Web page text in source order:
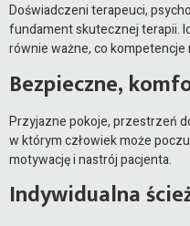
Doświadczeni terapeuci,
fundament skutecznej terapii.
równie ważne, co
Bezpieczne,
Przyjazne pokoje, przestrzeń
w którym człowiek może
motywację i nastrój pacjenta.
Indywidualna